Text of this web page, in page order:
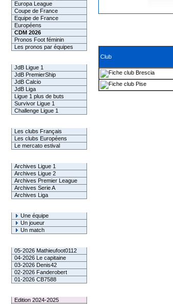
Europa League
Coupe de France
Equipe de France
Européens
CDM 2026
Pronos Foot féminin
Les pronos par équipes
JdB Ligue 1
JdB PremierShip
JdB Calcio
JdB Liga
Ligue 1 plus de buts
Survivor Ligue 1
Challenge Ligue 1
Les clubs Français
Les clubs Européens
Le mercato estival
Archives Ligue 1
Archives Ligue 2
Archives Premier League
Archives Serie A
Archives Liga
Une équipe
Un joueur
Un match
05-2026 Mathieufoot0112
04-2026 Le capitaine
03-2026 Denis42
02-2026 Fanderobert
01-2026 CB7588
Edition 2024-2025
Club
Brescia
Pise